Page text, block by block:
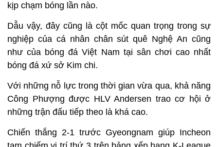
kịp chạm bóng lần nào.
Dẫu vậy, đây cũng là cột mốc quan trọng trong sự
nghiệp của cá nhân chân sút quê Nghệ An cũng
như của bóng đá Việt Nam tại sân chơi cao nhất
bóng đá xứ sở Kim chi.
Với những nỗ lực trong thời gian vừa qua, khả năng
Công Phượng được HLV Andersen trao cơ hội ở
những trận đấu tiếp theo là khá cao.
Chiến thắng 2-1 trước Gyeongnam giúp Incheon